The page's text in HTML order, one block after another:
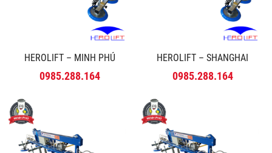
HEROLIFT – MINH PHÚ
0985.288.164
HEROLIFT – SHANGHAI
0985.288.164